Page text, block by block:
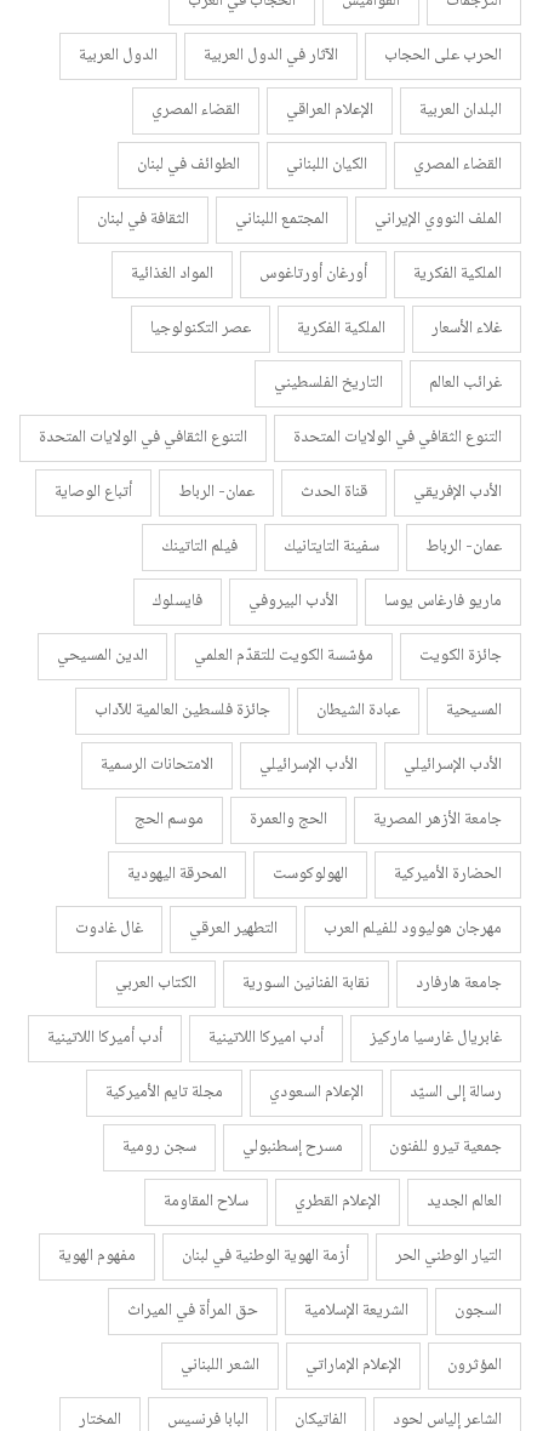
الحرب على الحجاب
الآثار في الدول العربية
الدول العربية
البلدان العربية
الإعلام العراقي
القضاء المصري
القضاء المصري
الكيان اللبناني
الطوائف في لبنان
الملف النووي الإيراني
المجتمع اللبناني
الثقافة في لبنان
الملكية الفكرية
أورغان أورتاغوس
المواد الغذائية
غلاء الأسعار
الملكية الفكرية
عصر التكنولوجيا
غرائب العالم
التاريخ الفلسطيني
التنوع الثقافي في الولايات المتحدة
التنوع الثقافي في الولايات المتحدة
الأدب الإفريقي
قناة الحدث عمان- الرباط
أتباع الوصاية
عمان- الرباط
سفينة التايتانيك
فيلم التاتينك
ماريو فارغاس يوسا
الأدب البيروفي
فايسلوك
جائزة الكويت
مؤسّسة الكويت للتقدّم العلمي
الدين المسيحي
المسيحية
عبادة الشيطان
جائزة فلسطين العالمية للآداب
الأدب الإسرائيلي
الأدب الإسرائيلي
الامتحانات الرسمية
جامعة الأزهر المصرية
الحج والعمرة
موسم الحج
الحضارة الأميركية
الهولوكوست
المحرقة اليهودية
مهرجان هوليوود للفيلم العرب
التطهير العرقي
غال غادوت
جامعة هارفارد
نقابة الفنانين السورية
الكتاب العربي
غابريال غارسيا ماركيز
أدب اميركا اللاتينية
أدب أميركا اللاتينية
رسالة إلى السيّد
الإعلام السعودي
مجلة تايم الأميركية
جمعية تيرو للفنون
مسرح إسطنبولي
سجن رومية
العالم الجديد
الإعلام القطري
سلاح المقاومة
التيار الوطني الحر
أزمة الهوية الوطنية في لبنان
مفهوم الهوية
السجون
الشريعة الإسلامية
حق المرأة في الميراث
المؤثرون
الإعلام الإماراتي
الشعر اللبناني
الشاعر إلياس لحود
الفاتيكان البابا فرنسيس المختار